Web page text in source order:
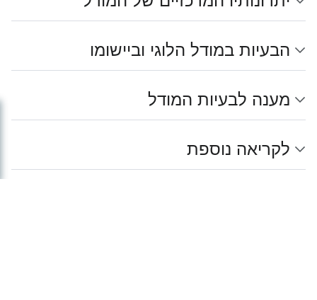
הבעיות במודל הלוגי וביישומו
מענה לבעיות המודל
לקריאה נוספת